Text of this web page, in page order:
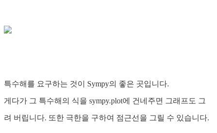
특수해를 요구하는 것이 Sympy의 좋은 곳입니다.
게다가 그 특수해의 식을 sympy.plot에 건네주면 그래프도 그
려 버립니다. 또한 극한을 구하여 점근선을 그릴 수 있습니다.